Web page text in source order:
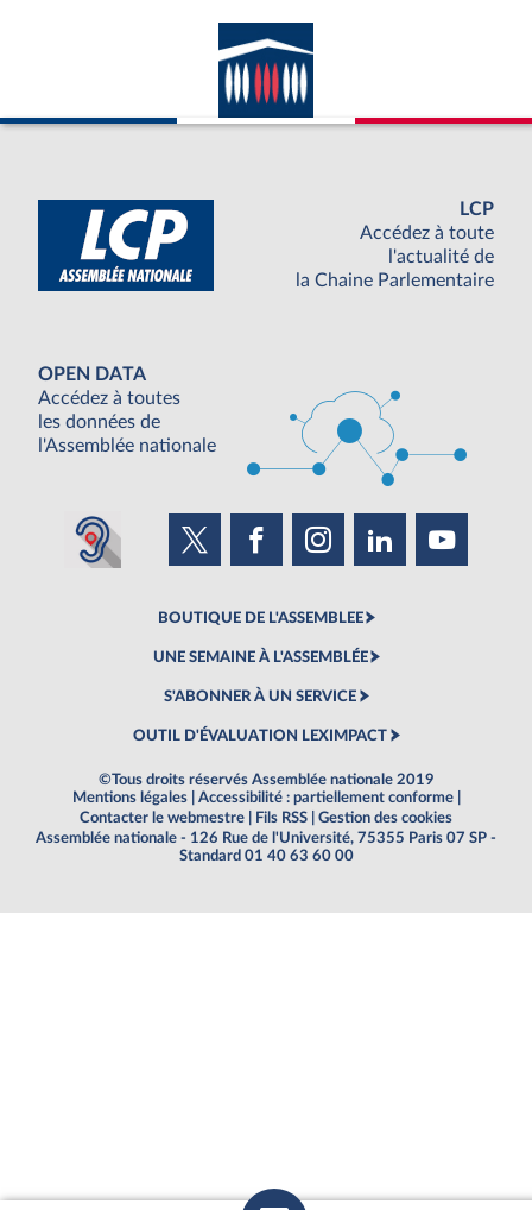
LCP
Accédez à toute
l'actualité de
la Chaine Parlementaire
OPEN DATA
Accédez à toutes
les données de
l'Assemblée nationale
BOUTIQUE DE L'ASSEMBLEE
UNE SEMAINE À L'ASSEMBLÉE
S'ABONNER À UN SERVICE
OUTIL D'ÉVALUATION LEXIMPACT
©Tous droits réservés Assemblée nationale 2019
Mentions légales
Accessibilité : partiellement conforme
Contacter le webmestre
Fils RSS
Gestion des cookies
Assemblée nationale - 126 Rue de l'Université, 75355 Paris 07 SP -
Standard 01 40 63 60 00